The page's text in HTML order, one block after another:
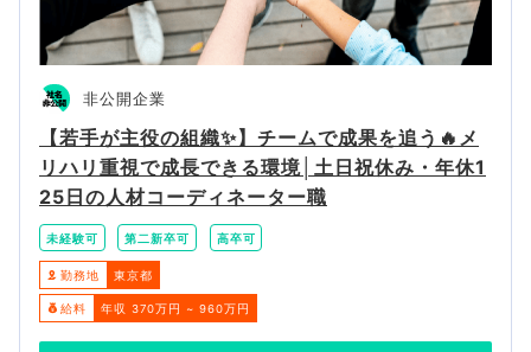
非公開企業
【若手が主役の組織✨】チームで成果を追う🔥メ
リハリ重視で成長できる環境│土日祝休み・年休1
25日の人材コーディネーター職
未経験可 第二新卒可 高卒可
勤務地 東京都
給料 年収 370万円 ~ 960万円